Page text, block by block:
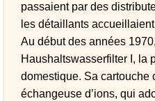
passaient par des
les détaillants
Au début des années
Haushaltswasserfilter I, la
domestique. Sa cartouche
échangeuse d’ions, qui